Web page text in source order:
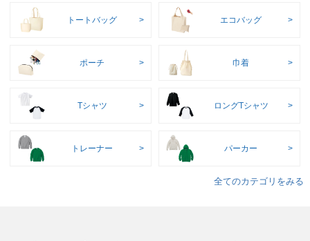
トートバッグ エコバッグ
ポーチ 巾着
Tシャツ ロングTシャツ
トレーナー パーカー
全てのカテゴリをみる